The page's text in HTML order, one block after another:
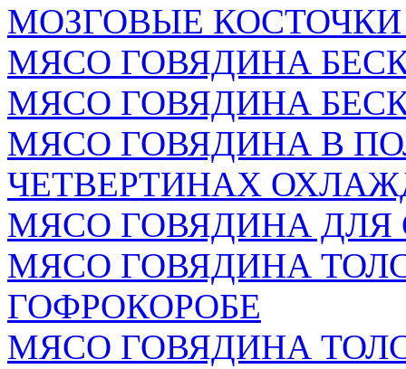
МОЗГОВЫЕ
МЯСО ГОВЯДИНА
МЯСО ГОВЯДИНА
МЯСО ГОВЯДИНА В
ЧЕТВЕРТИНАХ
МЯСО ГОВЯДИНА ДЛЯ
МЯСО ГОВЯДИНА
ГОФРОКОРОБЕ
МЯСО ГОВЯДИНА